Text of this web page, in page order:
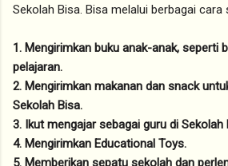
Sekolah Bisa. Bisa melalui berbagai cara
1. Mengirimkan buku anak-anak, seperti
pelajaran.
2. Mengirimkan makanan dan snack
Sekolah Bisa.
3. Ikut mengajar sebagai guru di Sekolah
4. Mengirimkan Educational Toys.
5. Memberikan sepatu sekolah dan